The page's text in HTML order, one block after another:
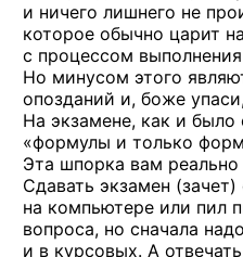
и ничего лишнего не
которое обычно царит
с процессом
Но минусом этого
опозданий и, боже
На экзамене, как и было
«формулы и только
Эта шпорка вам
Сдавать экзамен
на компьютере или пил
вопроса, но сначала
и в курсовых. А отвечать